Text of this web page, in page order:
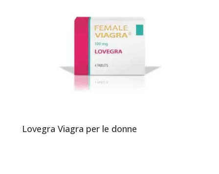
Lovegra Viagra per le donne